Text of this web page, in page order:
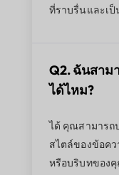
ที่ราบรื่นและเ
Q2. ฉันสาม
ได้ไหม?
ได้ คุณสามารถ
สไตล์ของข้อค
หรือบริบทของคุ